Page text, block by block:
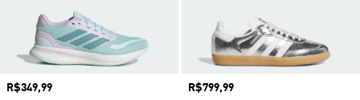
Preço
R$349,99
Preço
R$799,99